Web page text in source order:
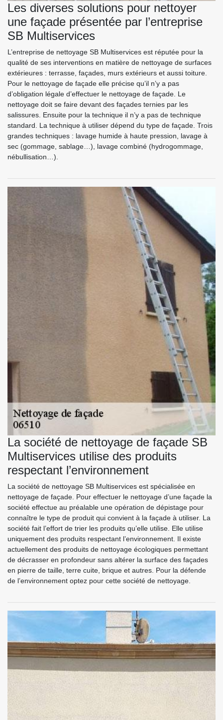
Les diverses solutions pour nettoyer
une façade présentée par l’entreprise
SB Multiservices
L’entreprise de nettoyage SB Multiservices est réputée pour la
qualité de ses interventions en matière de nettoyage de surfaces
extérieures : terrasse, façades, murs extérieurs et aussi toiture.
Pour le nettoyage de façade elle précise qu’il n’y a pas
d’obligation légale d’effectuer le nettoyage de façade. Le
nettoyage doit se faire devant des façades ternies par les
salissures. Ensuite pour la technique il n’y a pas de technique
standard. La technique à utiliser dépend du type de façade. Trois
grandes techniques : lavage humide à haute pression, lavage à
sec (gommage, sablage…), lavage combiné (hydrogommage,
nébullisation…).
La société de nettoyage de façade SB
Multiservices utilise des produits
respectant l’environnement
La société de nettoyage SB Multiservices est spécialisée en
nettoyage de façade. Pour effectuer le nettoyage d’une façade la
société effectue au préalable une opération de dépistage pour
connaître le type de produit qui convient à la façade à utiliser. La
société fait l’effort de trier les produits qu’elle utilise. Elle utilise
uniquement des produits respectant l’environnement. Il existe
actuellement des produits de nettoyage écologiques permettant
de décrasser en profondeur sans altérer la surface des façades
en pierre de taille, terre cuite, brique et autres. Pour la défende
de l’environnement optez pour cette société de nettoyage.